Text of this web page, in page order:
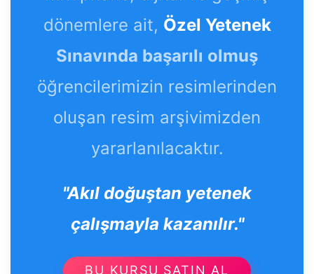
dönemlere ait, Özel Yetenek
Sınavında başarılı olmuş
öğrencilerimizin resimlerinden
oluşan resim arşivimizden
yararlanılacaktır.
"Akıl doğuştan yetenek
çalışmayla kazanılır."
BU KURSU SATIN AL